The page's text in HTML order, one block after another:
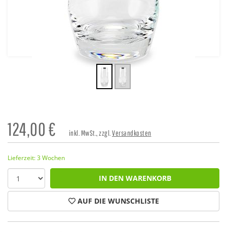
124,00€ inkl. MwSt., zzgl.Versandkosten
Lieferzeit: 3 Wochen
IN DEN WARENKORB
AUF DIE WUNSCHLISTE